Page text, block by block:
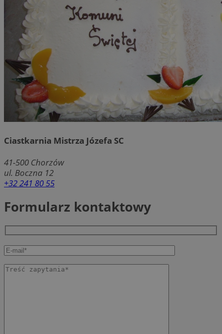
Ciastkarnia Mistrza Józefa SC
41-500 Chorzów
ul. Boczna 12
+32 241 80 55
Formularz kontaktowy